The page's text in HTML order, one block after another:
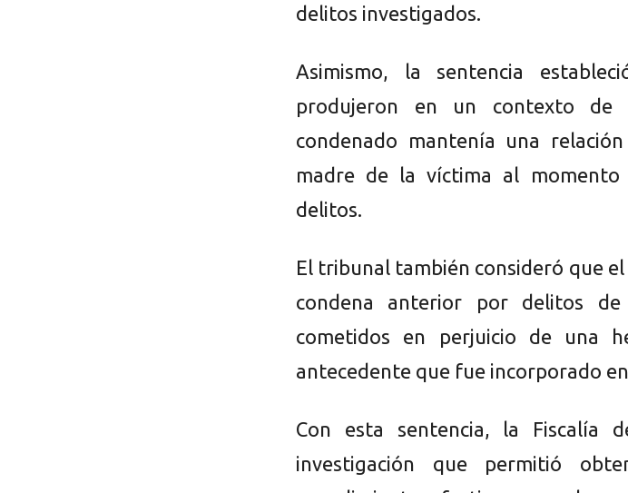
delitos investigados.
Asimismo, la sentencia
produjeron en un contexto de
condenado mantenía una
madre de la víctima al
delitos.
El tribunal también consideró que
condena anterior por delitos
cometidos en perjuicio de una
antecedente que fue incorporado
Con esta sentencia, la Fiscalía
investigación que permitió